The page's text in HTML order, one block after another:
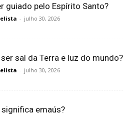
guiado pelo Espírito Santo?
- julho 30, 2026
sal da Terra e luz do mundo?
- julho 30, 2026
significa emaús?